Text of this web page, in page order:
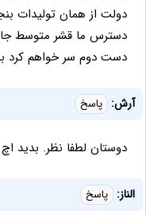
دولت از همان تولیدات
دسترس ما قشر متوسط
دست دوم سر خواهم کرد به
آرش: پاسخ
دوستان لطفا نظر. بدید
الناز: پاسخ